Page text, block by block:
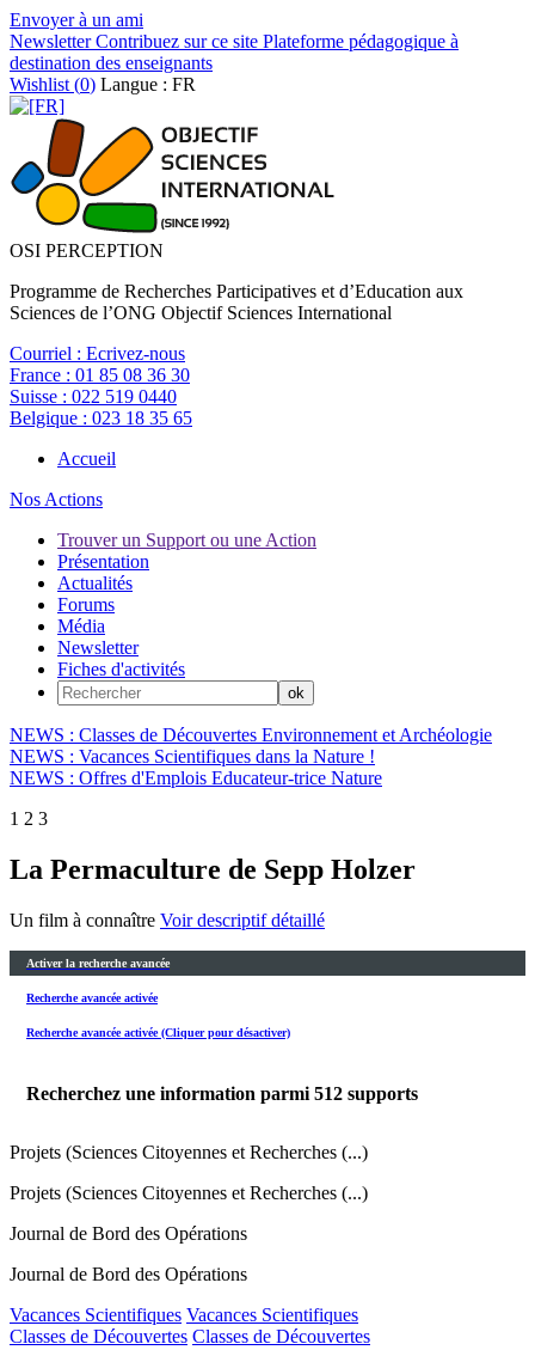
Envoyer à un ami
NewsletterContribuez sur ce site Plateforme pédagogique à
destination des enseignants
Wishlist (0) Langue : FR
OSI PERCEPTION
Programme de Recherches Participatives et d’Education aux
Sciences de l’ONG Objectif Sciences International
Courriel : Ecrivez-nous
France : 01 85 08 36 30
Suisse : 022 519 0440
Belgique : 023 18 35 65
Accueil
Nos Actions
Trouver un Support ou une Action
Présentation
Actualités
Forums
Média
Newsletter
Fiches d'activités
NEWS : Classes de Découvertes Environnement et Archéologie
NEWS : Vacances Scientifiques dans la Nature !
NEWS : Offres d'Emplois Educateur-trice Nature
1 2 3
La Permaculture de Sepp Holzer
Un film à connaître Voir descriptif détaillé
Activer la recherche avancée
Recherche avancée activée
Recherche avancée activée (Cliquer pour désactiver)
Recherchez une information parmi 512 supports
Projets (Sciences Citoyennes et Recherches (...)
Projets (Sciences Citoyennes et Recherches (...)
Journal de Bord des Opérations
Journal de Bord des Opérations
Vacances Scientifiques Vacances Scientifiques
Classes de Découvertes Classes de Découvertes